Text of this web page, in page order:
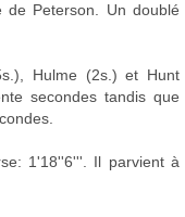
Peterson. Un doublé
Hulme (2s.) et Hunt
secondes tandis que
1'18''6'''. Il parvient à